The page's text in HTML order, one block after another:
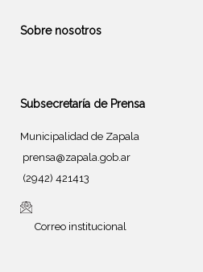
Sobre nosotros
Subsecretaría de Prensa
Municipalidad de Zapala
prensa@zapala.gob.ar
(2942) 421413
Correo institucional